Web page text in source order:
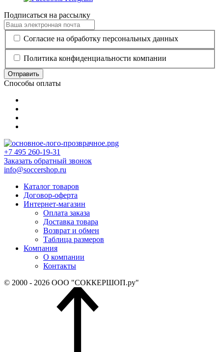
Подписаться на рассылку
Согласие на обработку персональных данных
Политика конфиденциальности компании
Отправить
Способы оплаты
+7 495 260-19-31
Заказать обратный звонок
info@soccershop.ru
Каталог товаров
Договор-оферта
Интернет-магазин
Оплата заказа
Доставка товара
Возврат и обмен
Таблица размеров
Компания
О компании
Контакты
© 2000 - 2026 ООО "СОККЕРШОП.ру"